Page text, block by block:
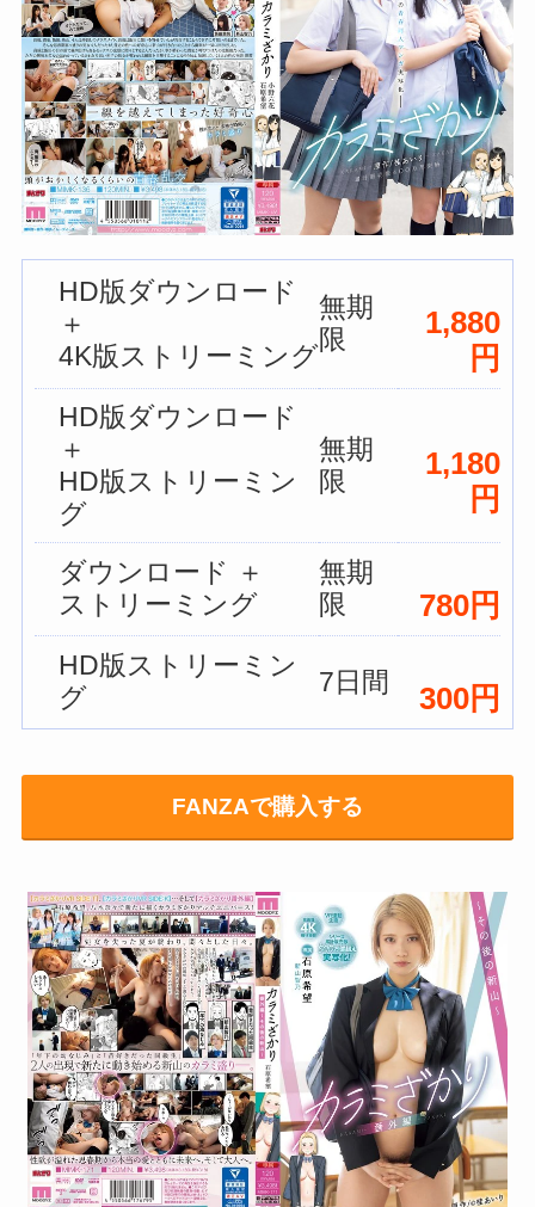
HD版ダウンロード
＋
4K版ストリーミング
無期
限
1,880
円
HD版ダウンロード
＋
HD版ストリーミン
グ
無期
限
1,180
円
ダウンロード ＋
ストリーミング
無期
限
780円
HD版ストリーミン
グ
7日間 300円
FANZAで購入する